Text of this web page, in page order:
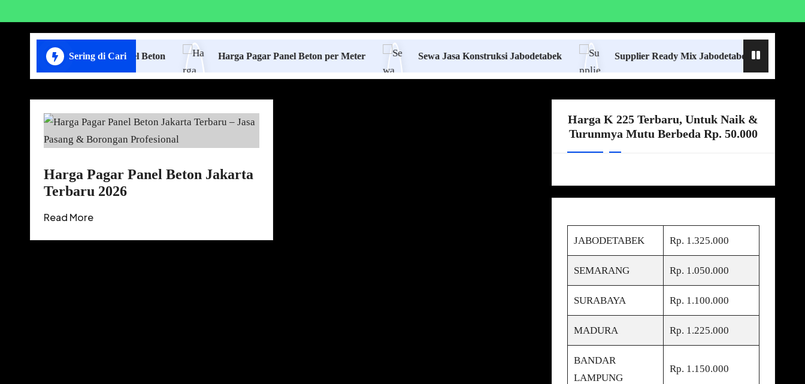
Sering di Cari
Pasang Pagar Panel Beton Harga Pagar Panel Beton per Meter Sewa Jasa Konstruksi Jabodetabek Supplier Ready Mix Jabodetabek
Harga Pagar Panel Beton Jakarta
Terbaru 2026
Read More
Harga K 225 Terbaru, Untuk Naik &
Turunmya Mutu Berbeda Rp. 50.000
JABODETABEK Rp. 1.325.000
SEMARANG Rp. 1.050.000
SURABAYA Rp. 1.100.000
MADURA Rp. 1.225.000
BANDAR
LAMPUNG
Rp. 1.150.000